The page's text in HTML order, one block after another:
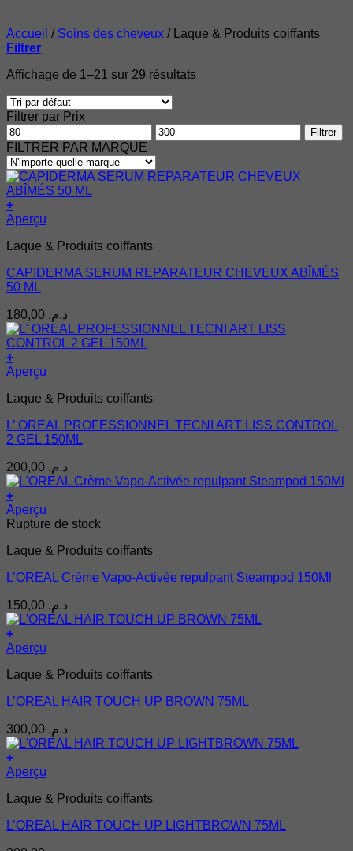
Accueil / Soins des cheveux /Laque & Produits coiffants
Filtrer
Affichage de 1–21 sur 29 résultats
Filtrer par Prix
Prix
min
Prix
max
Filtrer
FILTRER PAR MARQUE
+
Aperçu
Laque & Produits coiffants
CAPIDERMA SERUM REPARATEUR CHEVEUX ABÎMÉS
50 ML
د.م.
+
Aperçu
Laque & Produits coiffants
L’ OREAL PROFESSIONNEL TECNI ART LISS CONTROL
2 GEL 150ML
د.م.
+
Aperçu
Rupture de stock
Laque & Produits coiffants
L’OREAL Crème Vapo-Activée repulpant Steampod 150Ml
د.م.
+
Aperçu
Laque & Produits coiffants
L’OREAL HAIR TOUCH UP BROWN 75ML
د.م.
+
Aperçu
Laque & Produits coiffants
L’OREAL HAIR TOUCH UP LIGHTBROWN 75ML